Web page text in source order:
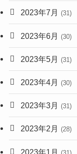
2023年7月 (31)
2023年6月 (30)
2023年5月 (31)
2023年4月 (30)
2023年3月 (31)
2023年2月 (28)
2023年1月